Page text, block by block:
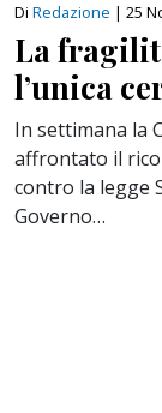
Di Redazione | 25
La
l’unica
In settimana la
affrontato il
contro la legge
Governo…